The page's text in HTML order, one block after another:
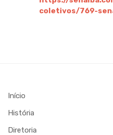
coletivos/769-
Início
História
Diretoria